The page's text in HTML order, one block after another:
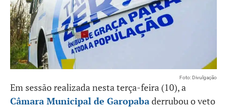
Foto: Divulgação
Em sessão realizada nesta terça-feira (10), a
Câmara Municipal de Garopabaderrubou o veto